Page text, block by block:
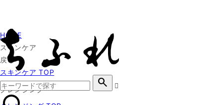
search
HOME
スキンケア
戻る
スキンケア TOP
クレンジング